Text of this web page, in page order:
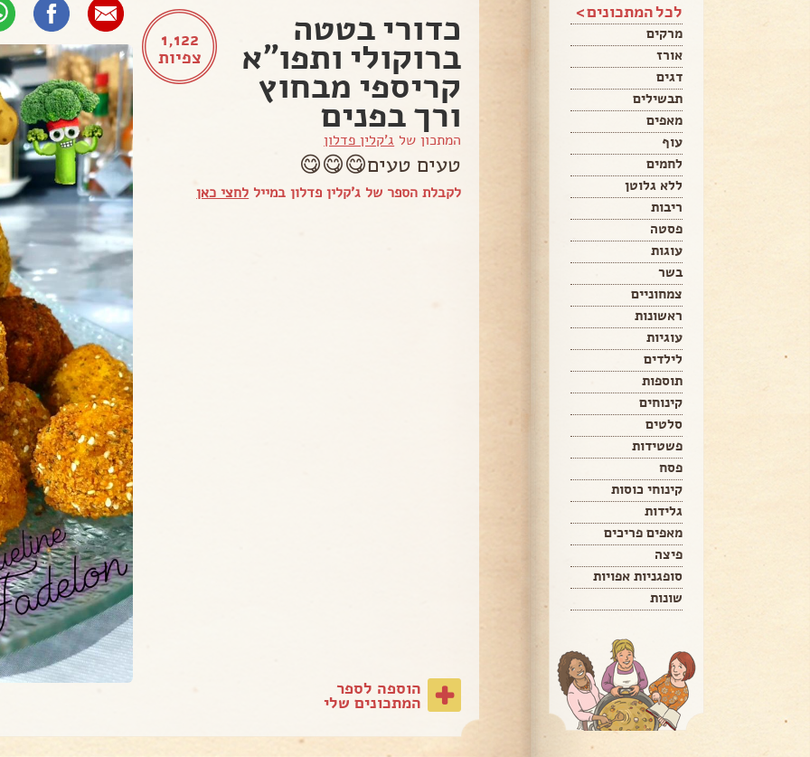
לכל המתכונים >
מרקים
אורז
דגים
תבשילים
מאפים
עוף
לחמים
ללא גלוטן
ריבות
פסטה
עוגות
בשר
צמחוניים
ראשונות
עוגיות
לילדים
תוספות
קינוחים
סלטים
פשטידות
פסח
קינוחי כוסות
גלידות
מאפים פריכים
פיצה
סופגניות אפויות
שונות
1,122
צפיות
כדורי בטטה
ברוקולי ותפו"א
קריספי מבחוץ
ורך בפנים
המתכון של ג'קלין פדלון
טעים טעים😋😋😋
לקבלת הספר של ג'קלין פדלון במייל לחצי כאן
הוספה לספר
המתכונים שלי